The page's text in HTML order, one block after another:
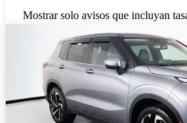
Mostrar solo avisos que incluyan